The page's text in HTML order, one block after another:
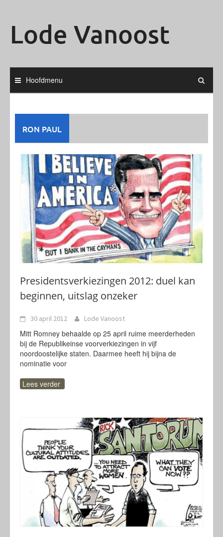
Lode Vanoost
Hoofdmenu
RON PAUL
Presidentsverkiezingen 2012: duel kan
beginnen, uitslag onzeker
30 april 2012 Lode Vanoost
Mitt Romney behaalde op 25 april ruime meerderheden
bij de Republikeinse voorverkiezingen in vijf
noordoostelijke staten. Daarmee heeft hij bijna de
nominatie voor
Lees verder